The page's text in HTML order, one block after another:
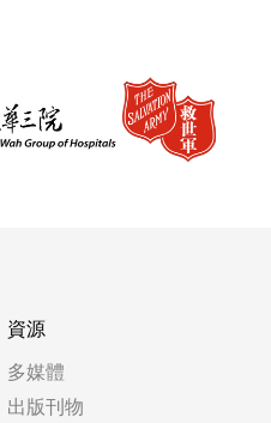
資源
多媒體
出版刊物